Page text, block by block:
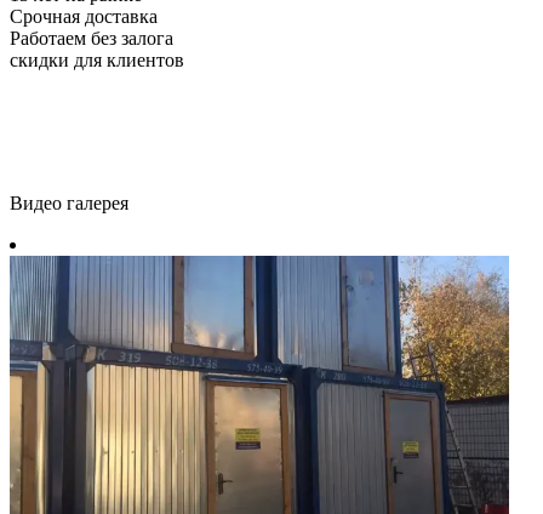
Срочная доставка
Работаем без залога
скидки для клиентов
Видео галерея